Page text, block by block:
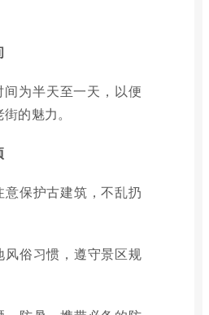
为半天至一天，以便
的魅力。
意保护古建筑，不乱扔
风俗习惯，遵守景区规